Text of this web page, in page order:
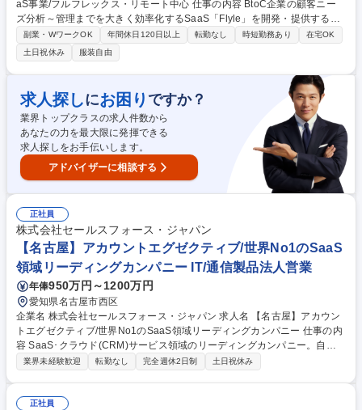
aS事業/フルフレックス・リモート中心 仕事の内容 BtoC企業の顧客ニー
ズ分析～管理までを大きく効率化するSaaS「Flyle」を開発・提供する当
社にて、SDR（インサイドセールス）をお任せします。 【詳細】 ■導入事
例・コンテンツを活用したインバウンドリードへのアプローチ・商談設定
■見込み顧客との関係構築・ナーチャリング ■商談数・受注率・リードタ
イムなどKPIの改善 ■SDR体制の構築・改善への参画 募集職種 東京[SDR
（インサイドセールス）]AI×SaaS事業/フルフレックス・リモート中心
副業・WワークOK 年間休日120日以上 転勤なし 時短勤務あり
在宅OK
土日祝休み
服装自由
求人探しにお困り ですか？
業界トップクラスの求人件数から
あなたの力を最大限に発揮できる
求人探しをお手伝いします。
アドバイザーに相談する
正社員
株式会社セールスフォース・ジャパン
【名古屋】アカウントエグゼクティブ/世界No1のSaaS
領域リーディングカンパニー IT/通信製品法人営業
年俸950万円～1200万円
愛知県名古屋市西区
企業名 株式会社セールスフォース・ジャパン 求人名 【名古屋】アカウン
トエグゼクティブ/世界No1のSaaS領域リーディングカンパニー 仕事の内
容 SaaS･クラウド(CRM)サービス領域のリーディングカンパニー。自社S
aaSクラウドソリューションを法人(中小～中堅企業)向けに直販でご提案
て地区ごとに割り当てられたテリトリーのオーナーとして、売り上げ計画
業界未経験歓迎 転勤なし 完全週休2日制 土日祝休み
正社員